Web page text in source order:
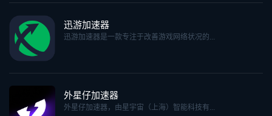
迅游加速器
迅游加速器是一款专注于改善游戏网络状况的...
外星仔加速器
外星仔加速器，由星宇宙（上海）智能科技有...